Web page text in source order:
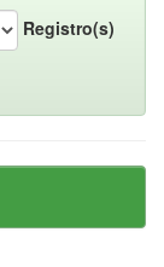
Registro(s)